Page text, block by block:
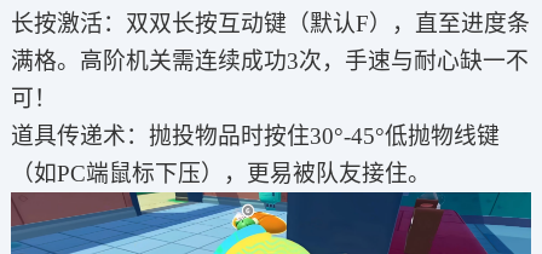
长按激活：双双长按互动键（默认F），直至进度条
满格。高阶机关需连续成功3次，手速与耐心缺一不
可！
道具传递术：抛投物品时按住30°-45°低抛物线键
（如PC端鼠标下压），更易被队友接住。